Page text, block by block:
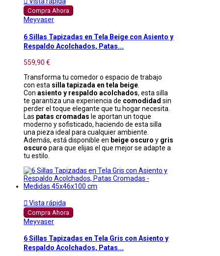
Compra Ahora
Meyvaser
6 Sillas Tapizadas en Tela Beige con Asiento y
Respaldo Acolchados, Patas...
559,90 €
Transforma tu comedor o espacio de trabajo
con esta silla tapizada en tela beige
Con asiento y respaldo acolchados, esta silla
te garantiza una experiencia de comodidad sin
perder el toque elegante que tu hogar necesita.
Las patas cromadas le aportan un toque
moderno y sofisticado, haciendo de esta silla
una pieza ideal para cualquier ambiente.
Además, está disponible en beige oscuro y gris
oscuro para que elijas el que mejor se adapte a
tu estilo.
 Vista rápida
Compra Ahora
Meyvaser
6 Sillas Tapizadas en Tela Gris con Asiento y
Respaldo Acolchados, Patas...